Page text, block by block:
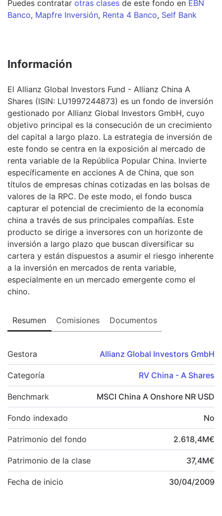
Puedes contratar otras clases de este fondo en EBN
Banco, Mapfre Inversión, Renta 4 Banco, Self Bank
Información
El Allianz Global Investors Fund - Allianz China A
Shares (ISIN: LU1997244873) es un fondo de inversión
gestionado por Allianz Global Investors GmbH, cuyo
objetivo principal es la consecución de un crecimiento
del capital a largo plazo. La estrategia de inversión de
este fondo se centra en la exposición al mercado de
renta variable de la República Popular China. Invierte
específicamente en acciones A de China, que son
títulos de empresas chinas cotizadas en las bolsas de
valores de la RPC. De este modo, el fondo busca
capturar el potencial de crecimiento de la economía
china a través de sus principales compañías. Este
producto se dirige a inversores con un horizonte de
inversión a largo plazo que buscan diversificar su
cartera y están dispuestos a asumir el riesgo inherente
a la inversión en mercados de renta variable,
especialmente en un mercado emergente como el
chino.
Resumen Comisiones Documentos
Gestora Allianz Global Investors GmbH
Categoría RV China - A Shares
Benchmark MSCI China A Onshore NR USD
Fondo indexado No
Patrimonio del fondo 2.618,4M€
Patrimonio de la clase 37,4M€
Fecha de inicio 30/04/2009